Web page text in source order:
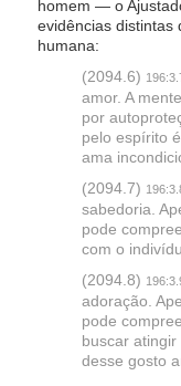
homem — o
evidências distintas
humana:
(2094.6)
amor. A
por
pelo espírito
ama
(2094.7)
sabedoria.
pode
com o
(2094.8)
adoração.
pode
buscar
desse gosto